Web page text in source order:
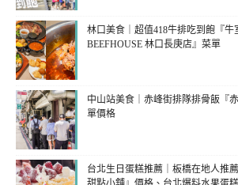
林口美食｜超值418牛排吃到飽『牛
BEEFHOUSE 林口長庚店』菜單
中山站美食｜赤峰街排隊排骨飯『
單價格
台北生日蛋糕推薦｜板橋在地人推